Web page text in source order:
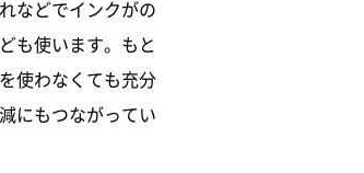
などでインクがの
も使います。もと
使わなくても充分
にもつながってい